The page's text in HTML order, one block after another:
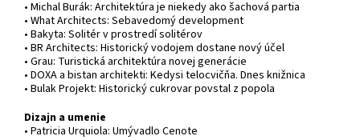
• Michal Burák: Architektúra je niekedy ako šachová partia
• What Architects: Sebavedomý development
• Bakyta: Solitér v prostredí solitérov
• BR Architects: Historický vodojem dostane nový účel
• Grau: Turistická architektúra novej generácie
• DOXA a bistan architekti: Kedysi telocvičňa. Dnes knižnica
• Bulak Projekt: Historický cukrovar povstal z popola
Dizajn a umenie
• Patricia Urquiola: Umývadlo Cenote